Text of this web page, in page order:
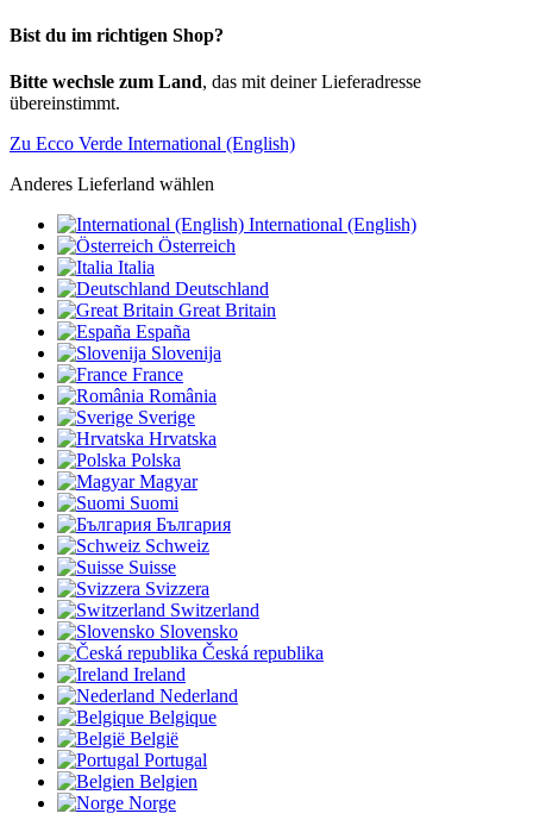
Bist du im richtigen Shop?
Bitte wechsle zum Land, das mit deiner Lieferadresse
übereinstimmt.
Zu Ecco Verde International (English)
Anderes Lieferland wählen
International (English)
Österreich
Italia
Deutschland
Great Britain
España
Slovenija
France
România
Sverige
Hrvatska
Polska
Magyar
Suomi
България
Schweiz
Suisse
Svizzera
Switzerland
Slovensko
Česká republika
Ireland
Nederland
Belgique
België
Portugal
Belgien
Norge